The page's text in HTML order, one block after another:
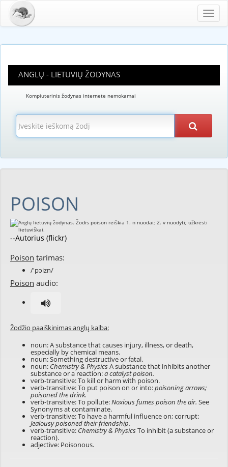
ANGLŲ - LIETUVIŲ ŽODYNAS
Kompiuterinis žodynas internete nemokamai
POISON
--Autorius (flickr)
Poison tarimas:
/'pɔizn/
Poison audio:
Žodžio paaiškinimas anglų kalba:
noun: A substance that causes injury, illness, or death,
especially by chemical means.
noun: Something destructive or fatal.
noun: Chemistry & PhysicsA substance that inhibits another
substance or a reaction:a catalyst poison.
verb-transitive: To kill or harm with poison.
verb-transitive: To put poison on or into:poisoning arrows;
poisoned the drink.
verb-transitive: To pollute:Noxious fumes poison the air. See
Synonyms atcontaminate.
verb-transitive: To have a harmful influence on; corrupt:
Jealousy poisoned their friendship.
verb-transitive: Chemistry & PhysicsTo inhibit (a substance or
reaction).
adjective: Poisonous.